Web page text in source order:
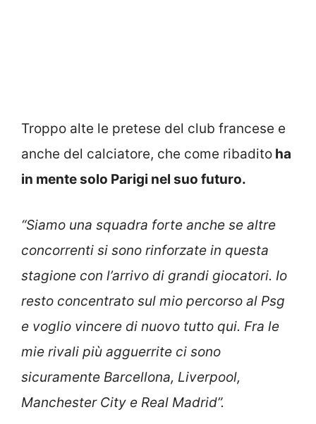
Troppo alte le pretese del club francese e
anche del calciatore, che come ribadito ha
in mente solo Parigi nel suo futuro.
“Siamo una squadra forte anche se altre
concorrenti si sono rinforzate in questa
stagione con l’arrivo di grandi giocatori. Io
resto concentrato sul mio percorso al Psg
e voglio vincere di nuovo tutto qui. Fra le
mie rivali più agguerrite ci sono
sicuramente Barcellona, Liverpool,
Manchester City e Real Madrid”.